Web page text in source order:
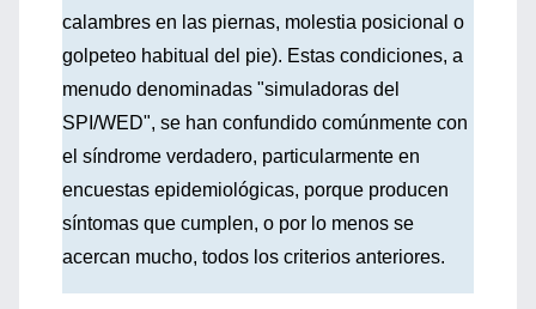
calambres en las piernas, molestia posicional o
golpeteo habitual del pie). Estas condiciones, a
menudo denominadas "simuladoras del
SPI/WED", se han confundido comúnmente con
el síndrome verdadero, particularmente en
encuestas epidemiológicas, porque producen
síntomas que cumplen, o por lo menos se
acercan mucho, todos los criterios anteriores.